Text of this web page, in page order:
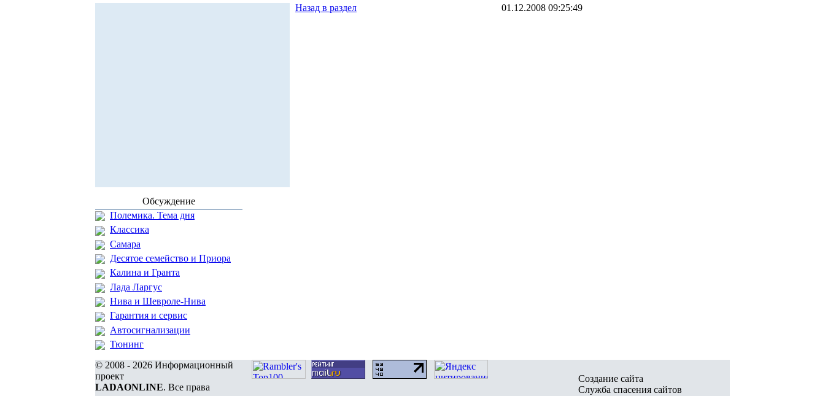
Обсуждение
Полемика. Тема дня
Классика
Самара
Десятое семейство и Приора
Калина и Гранта
Лада Ларгус
Нива и Шевроле-Нива
Гарантия и сервис
Автосигнализации
Тюнинг
Назад в раздел
01.12.2008 09:25:49
© 2008 - 2026 Информационный
проект
LADAONLINE. Все права
Создание сайта
Служба спасения сайтов